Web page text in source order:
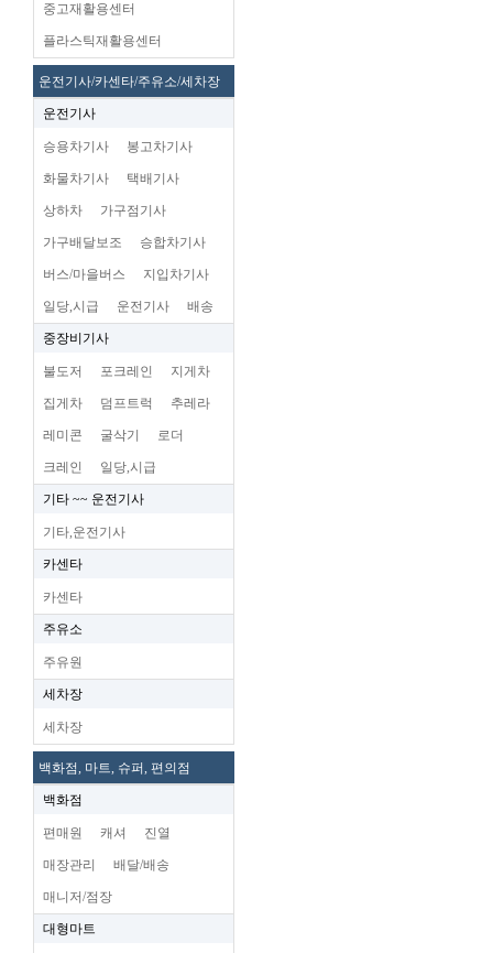
중고재활용센터
플라스틱재활용센터
운전기사/카센타/주유소/세차장
운전기사
승용차기사 봉고차기사
화물차기사 택배기사
상하차 가구점기사
가구배달보조 승합차기사
버스/마을버스 지입차기사
일당,시급 운전기사 배송
중장비기사
불도저 포크레인 지게차
집게차 덤프트럭 추레라
레미콘 굴삭기 로더
크레인 일당,시급
기타 ~~ 운전기사
기타,운전기사
카센타
카센타
주유소
주유원
세차장
세차장
백화점, 마트, 슈퍼, 편의점
백화점
편매원 캐셔 진열
매장관리 배달/배송
매니저/점장
대형마트